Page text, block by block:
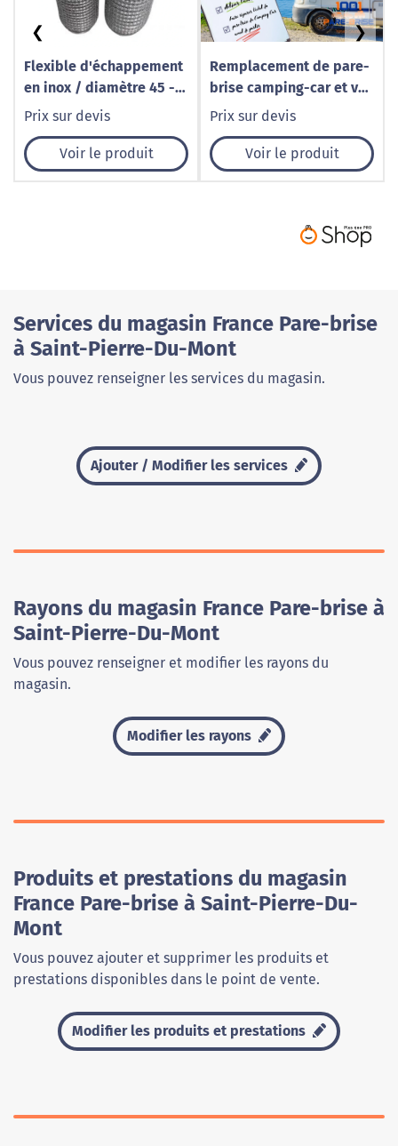
Flexible d'échappement
en inox / diamètre 45 -
Longueur 160
Prix sur devis
Voir le produit
Remplacement de pare-
brise camping-car et van
aménagé à Caudry – 1001
Prix sur devis
Voir le produit
❮ ❯
Services du magasin France Pare-brise
à Saint-Pierre-Du-Mont
Vous pouvez renseigner les services du magasin.
Ajouter / Modifier les services
Rayons du magasin France Pare-brise à
Saint-Pierre-Du-Mont
Vous pouvez renseigner et modifier les rayons du
magasin.
Modifier les rayons
Produits et prestations du magasin
France Pare-brise à Saint-Pierre-Du-
Mont
Vous pouvez ajouter et supprimer les produits et
prestations disponibles dans le point de vente.
Modifier les produits et prestations